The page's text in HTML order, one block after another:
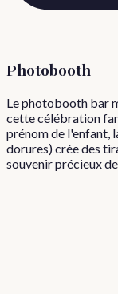
Photobooth
Le photobooth bar
cette célébration
prénom de l'enfant,
dorures) crée des
souvenir précieux